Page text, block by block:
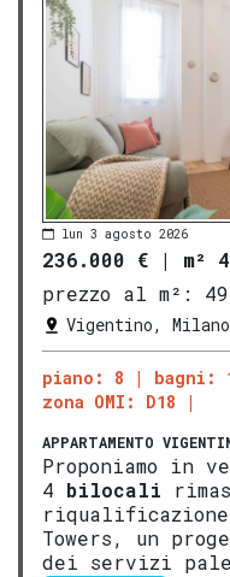
lun 3 agosto 2026
236.000 € | m²
prezzo al m²:
Vigentino, Milano
piano: 8 bagni:
zona OMI: D18
APPARTAMENTO
Proponiamo in
4 bilocali
Towers, un
dei servizi